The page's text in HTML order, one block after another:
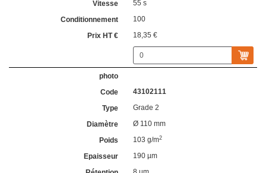
55 s
100
18,35 €
43102111
Grade 2
Ø 110 mm
103 g/m2
190 µm